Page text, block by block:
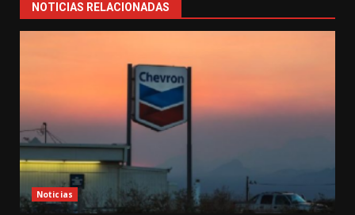
NOTICIAS RELACIONADAS
Noticias